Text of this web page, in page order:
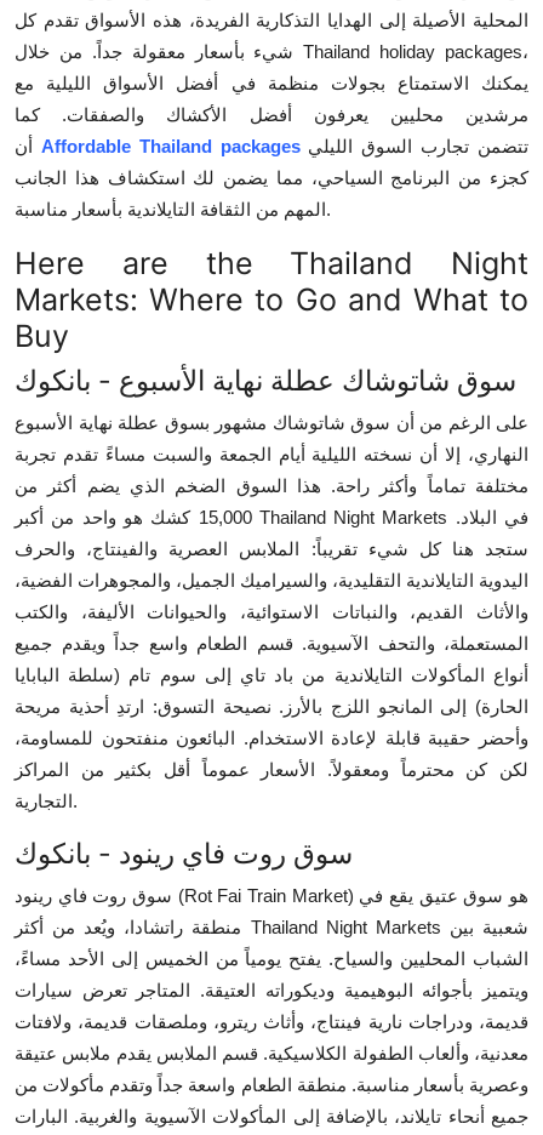
Top 10
How To
Support Number
المحلية الأصيلة إلى الهدايا التذكارية الفريدة، هذه الأسواق تقدم كل
شيء بأسعار معقولة جداً. من خلال Thailand holiday packages،
يمكنك الاستمتاع بجولات منظمة في أفضل الأسواق الليلية مع
مرشدين محليين يعرفون أفضل الأكشاك والصفقات. كما
Affordable Thailand packagesتتضمن تجارب السوق الليلي
كجزء من البرنامج السياحي، مما يضمن لك استكشاف هذا الجانب
المهم من الثقافة التايلاندية بأسعار مناسبة.
Here are the Thailand Night
Markets: Where to Go and What to
Buy
سوق شاتوشاك عطلة نهاية الأسبوع - بانكوك
على الرغم من أن سوق شاتوشاك مشهور بسوق عطلة نهاية الأسبوع
النهاري، إلا أن نسخته الليلية أيام الجمعة والسبت مساءً تقدم تجربة
مختلفة تماماً وأكثر راحة. هذا السوق الضخم الذي يضم أكثر من
15,000 كشك هو واحد من أكبر Thailand Night Markets في البلاد.
ستجد هنا كل شيء تقريباً: الملابس العصرية والفينتاج، والحرف
اليدوية التايلاندية التقليدية، والسيراميك الجميل، والمجوهرات الفضية،
والأثاث القديم، والنباتات الاستوائية، والحيوانات الأليفة، والكتب
المستعملة، والتحف الآسيوية. قسم الطعام واسع جداً ويقدم جميع
أنواع المأكولات التايلاندية من باد تاي إلى سوم تام (سلطة البابايا
الحارة) إلى المانجو اللزج بالأرز. نصيحة التسوق: ارتدِ أحذية مريحة
وأحضر حقيبة قابلة لإعادة الاستخدام. البائعون منفتحون للمساومة،
لكن كن محترماً ومعقولاً. الأسعار عموماً أقل بكثير من المراكز
التجارية.
سوق روت فاي رينود - بانكوك
سوق روت فاي رينود (Rot Fai Train Market) هو سوق عتيق يقع في
منطقة راتشادا، ويُعد من أكثر Thailand Night Markets شعبية بين
الشباب المحليين والسياح. يفتح يومياً من الخميس إلى الأحد مساءً،
ويتميز بأجوائه البوهيمية وديكوراته العتيقة. المتاجر تعرض سيارات
قديمة، ودراجات نارية فينتاج، وأثاث ريترو، وملصقات قديمة، ولافتات
معدنية، وألعاب الطفولة الكلاسيكية. قسم الملابس يقدم ملابس عتيقة
وعصرية بأسعار مناسبة. منطقة الطعام واسعة جداً وتقدم مأكولات من
جميع أنحاء تايلاند، بالإضافة إلى المأكولات الآسيوية والغربية. البارات